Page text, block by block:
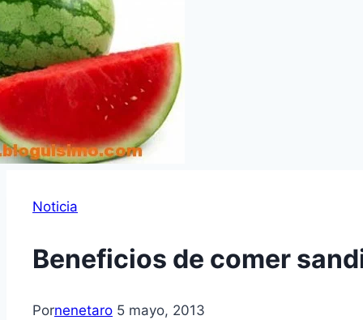
Noticia
Beneficios de comer
Pornenetaro 5 mayo, 2013